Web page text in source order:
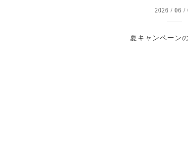
2026 / 06 /
夏キャンペーン